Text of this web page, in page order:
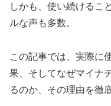
しかも、使い続けるこ
ルな声も多数。
この記事では、実際に
果、そしてなぜマイナ
るのか、その理由を徹